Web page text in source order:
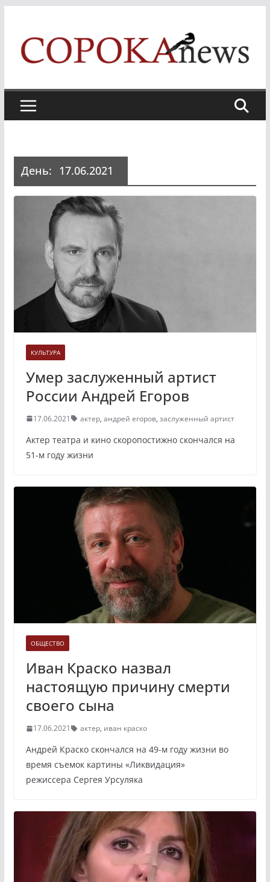
content
День: 17.06.2021
КУЛЬТУРА
Умер заслуженный артист
России Андрей Егоров
17.06.2021 актер, андрей егоров, заслуженный артист
Актер театра и кино скоропостижно скончался на
51-м году жизни
ОБЩЕСТВО
Иван Краско назвал
настоящую причину смерти
своего сына
17.06.2021 актер, иван краско
Андрей Краско скончался на 49-м году жизни во
время съемок картины «Ликвидация»
режиссера Сергея Урсуляка